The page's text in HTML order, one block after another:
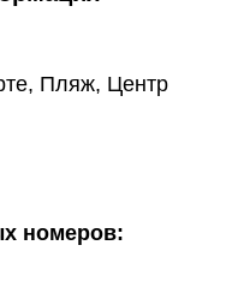
Пляж, Центр
номеров: